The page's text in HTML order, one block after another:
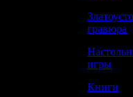
гравюра
игры
Книги